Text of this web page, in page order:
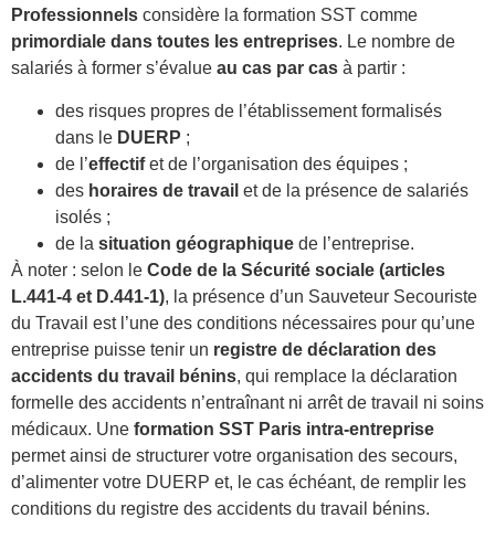
Professionnels considère la formation SST comme
primordiale dans toutes les entreprises. Le nombre de
salariés à former s’évalue au cas par cas à partir :
des risques propres de l’établissement formalisés
dans le DUERP ;
de l’effectifet de l’organisation des équipes ;
des horaires de travail et de la présence de salariés
isolés ;
de la situation géographique de l’entreprise.
À noter : selon le Code de la Sécurité sociale (articles
L.441-4 et D.441-1), la présence d’un Sauveteur Secouriste
du Travail est l’une des conditions nécessaires pour qu’une
entreprise puisse tenir un registre de déclaration des
accidents du travail bénins, qui remplace la déclaration
formelle des accidents n’entraînant ni arrêt de travail ni soins
médicaux. Une formation SST Paris intra-entreprise
permet ainsi de structurer votre organisation des secours,
d’alimenter votre DUERP et, le cas échéant, de remplir les
conditions du registre des accidents du travail bénins.